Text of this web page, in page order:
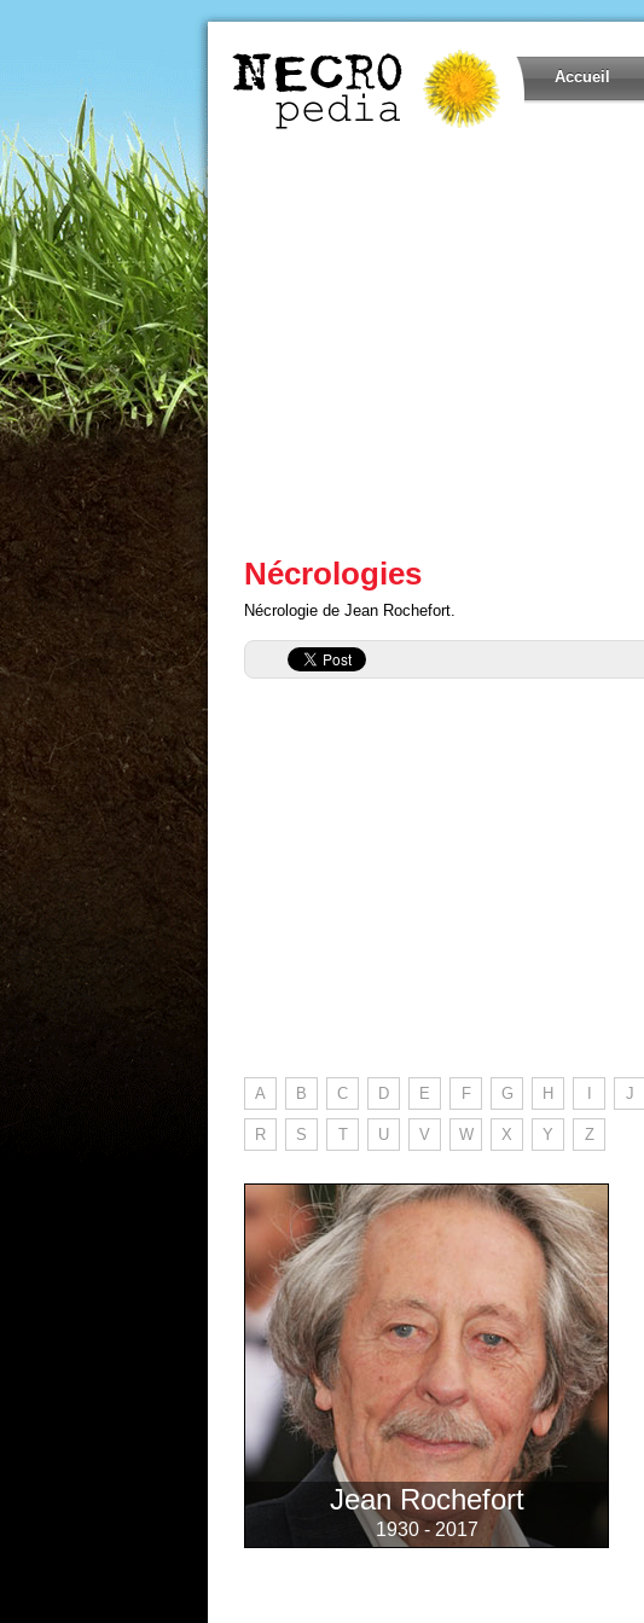
Accueil
Nécrologies
Nécrologie de Jean Rochefort.
A B C D E F G H J
R S T U V W X Y Z
Jean Rochefort
1930 - 2017